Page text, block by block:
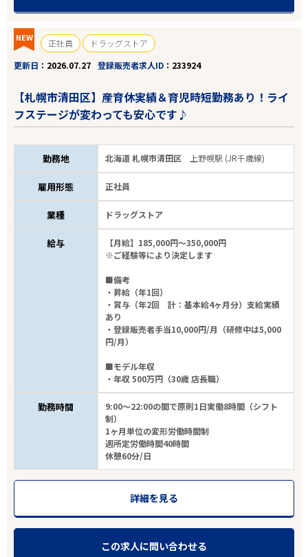
NEW 正社員
ドラッグストア
更新日
2026.07.27 登録販売者求人ID 233924
【札幌市清田区】産育休実績＆育児時短勤務あり！ライ
フステージが変わっても安心です♪
勤務地 北海道 札幌市清田区 上野幌駅 (JR千歳線)
雇用形態 正社員
業種 ドラッグストア
給与
【月給】185,000円～350,000円
※ご経験等により決定します
■備考
・昇給（年1回）
・賞与（年2回 計：基本給4ヶ月分）支給実績
あり
・登録販売者手当10,000円/月（研修中は5,000
円/月）
■モデル年収
・年収 500万円（30歳 店長職）
勤務時間
9:00～22:00の間で原則1日実働8時間（シフト
制）
1ヶ月単位の変形労働時間制
週所定労働時間40時間
休憩60分/日
詳細を見る
この求人に問い合わせる